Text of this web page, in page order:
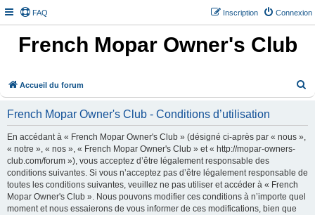
FAQ Connexion
Inscription
French Mopar Owner's Club
Accueil du forum
French Mopar Owner's Club - Conditions d’utilisation
En accédant à « French Mopar Owner's Club » (désigné ci-après par « nous »,
« notre », « nos », « French Mopar Owner's Club » et « http://mopar-owners-
club.com/forum »), vous acceptez d’être légalement responsable des
conditions suivantes. Si vous n’acceptez pas d’être légalement responsable de
toutes les conditions suivantes, veuillez ne pas utiliser et accéder à « French
Mopar Owner's Club ». Nous pouvons modifier ces conditions à n’importe quel
moment et nous essaierons de vous informer de ces modifications, bien que